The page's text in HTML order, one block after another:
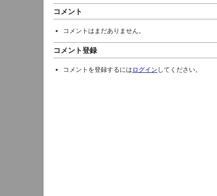
コメント
コメントはまだありません。
コメント登録
コメントを登録するには ログイン してください。